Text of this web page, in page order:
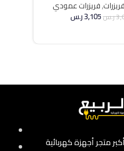
,فريزرات عمودي
ر.س3,105ر.س
متجر أجهزة كهربائية